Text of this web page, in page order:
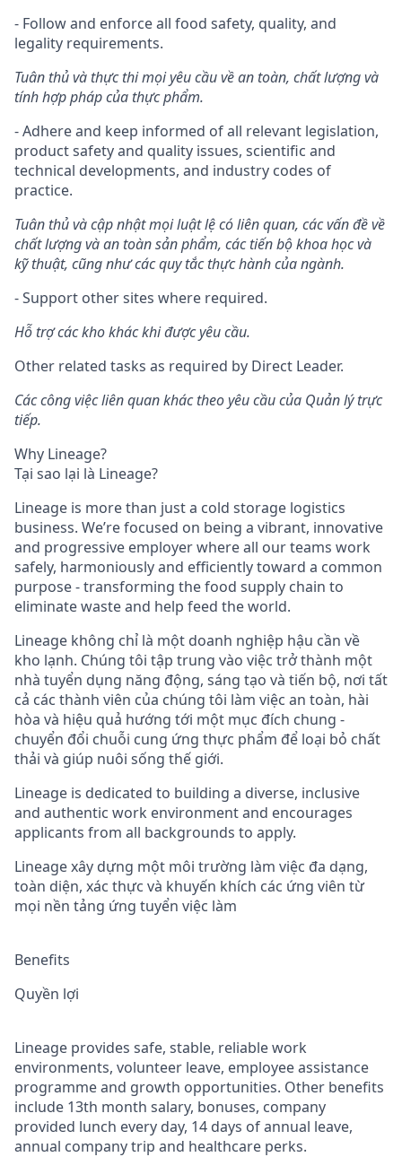
- Follow and enforce all food safety, quality, and
legality requirements.
Tuân thủ và thực thi mọi yêu cầu về an toàn, chất lượng và
tính hợp pháp của thực phẩm.
- Adhere and keep informed of all relevant legislation,
product safety and quality issues, scientific and
technical developments, and industry codes of
practice.
Tuân thủ và cập nhật mọi luật lệ có liên quan, các vấn đề về
chất lượng và an toàn sản phẩm, các tiến bộ khoa học và
kỹ thuật, cũng như các quy tắc thực hành của ngành.
- Support other sites where required.
Hỗ trợ các kho khác khi được yêu cầu.
Other related tasks as required by Direct Leader.
Các công việc liên quan khác theo yêu cầu của Quản lý trực
tiếp.
Why Lineage?
Tại sao lại là Lineage?
Lineage is more than just a cold storage logistics
business. We’re focused on being a vibrant, innovative
and progressive employer where all our teams work
safely, harmoniously and efficiently toward a common
purpose - transforming the food supply chain to
eliminate waste and help feed the world.
Lineage không chỉ là một doanh nghiệp hậu cần về
kho lạnh. Chúng tôi tập trung vào việc trởthành một
nhà tuyển dụng năng động, sáng tạo và tiến bộ, nơi tất
cả các thành viên của chúng tôi làm việc an toàn, hài
hòa và hiệu quả hướng tới một mục đích chung -
chuyển đổi chuỗi cung ứng thực phẩm để loại bỏ chất
thải và giúp nuôi sống thế giới.
Lineage is dedicated to building a diverse, inclusive
and authentic work environment and encourages
applicants from all backgrounds to apply.
Lineage xây dựng một môi trường làm việc đa dạng,
toàn diện, xác thực và khuyến khích các ứng viên từ
mọi nền tảng ứng tuyển việc làm
Benefits
Quyền lợi
Lineage provides safe, stable, reliable work
environments, volunteer leave, employee assistance
programme and growth opportunities. Other benefits
include 13th month salary, bonuses, company
provided lunch every day, 14 days of annual leave,
annual company trip and healthcare perks.